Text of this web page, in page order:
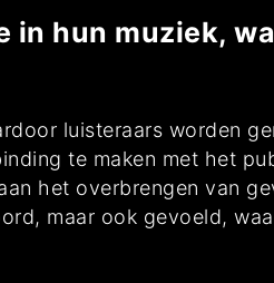
in hun muziek,
luisteraars worden
te maken met het
het overbrengen van
maar ook gevoeld,